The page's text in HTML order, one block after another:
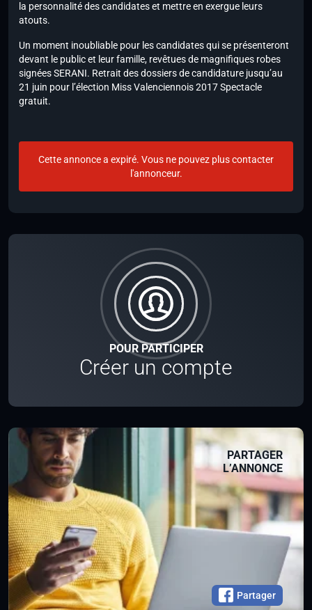
POUR PARTICIPER
Créer un compte
PARTAGER
L’ANNONCE
Partager
la personnalité des candidates et mettre en exergue leurs
atouts.
Un moment inoubliable pour les candidates qui se présenteront
devant le public et leur famille, revêtues de magnifiques robes
signées SERANI. Retrait des dossiers de candidature jusqu’au
21 juin pour l’élection Miss Valenciennois 2017 Spectacle
gratuit.
Cette annonce a expiré. Vous ne pouvez plus contacter
l'annonceur.